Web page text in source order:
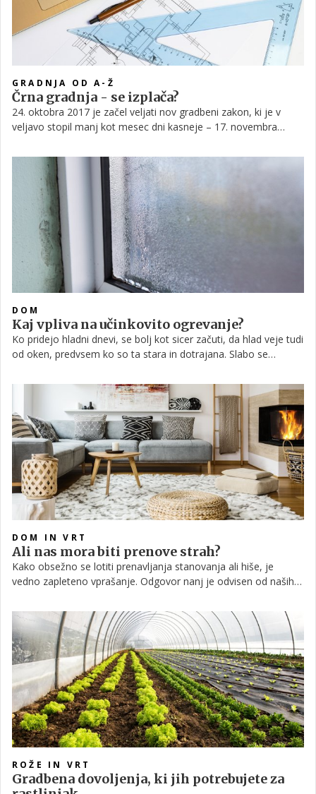
GRADNJA OD A-Ž
Črna gradnja - se izplača?
24. oktobra 2017 je začel veljati nov gradbeni zakon, ki je v
veljavo stopil manj kot mesec dni kasneje – 17. novembra
takrat je v Sloveniji mogoče legalizirati črno gradnjo. Čeprav
želite zgraditi le pomožni objekt ali zgolj razširiti/preoblikovati
obstoječo stavbo, potrebujete gradbeno dovoljenje. Kaj je
gradbeno dovoljenje, zakaj in za kaj ga potrebujemo, kaj je
črna gradnja in kako jo lahko legaliziramo?
DOM
Kaj vpliva na učinkovito ogrevanje?
Ko pridejo hladni dnevi, se bolj kot sicer začuti, da hlad veje tudi
od oken, predvsem ko so ta stara in dotrajana. Slabo se
skrbi za naravno prezračevanje, a vendar je to preprosto
neprijetno. Kar pa je bolj pomembno, je, da pri tem izgubljamo
toploto prostora, ki jo daje ogrevanje. To je energetsko zelo
neučinkovito in drago, saj močno ogrevamo, učinka ni pravega,
račun pa je visok.
DOM IN VRT
Ali nas mora biti prenove strah?
Kako obsežno se lotiti prenavljanja stanovanja ali hiše, je
vedno zapleteno vprašanje. Odgovor nanj je odvisen od naših
Skrbi nas, ali se bomo morali izseliti, kako bomo to izvedli, kam
bomo šli in kako dolgo časa bo trajalo, da se lahko preselimo
nazaj.
ROŽE IN VRT
Gradbena dovoljenja, ki jih potrebujete za